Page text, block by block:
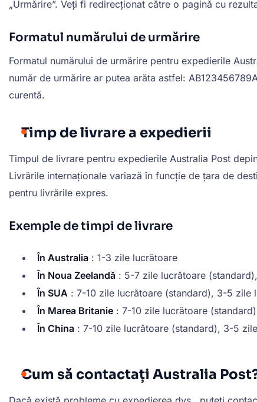
„Urmărire”. Veți fi redirecționat către o pagină cu
Formatul numărului de urmărire
Formatul numărului de urmărire pentru expedierile
număr de urmărire ar putea arăta astfel:
curentă.
Timp de livrare a expedierii
Timpul de livrare pentru expedierile Australia Post
Livrările internaționale variază în funcție de țara de
pentru livrările expres.
Exemple de timpi de livrare
În Australia : 1-3 zile lucrătoare
În Noua Zeelandă : 5-7 zile lucrătoare
În SUA : 7-10 zile lucrătoare (standard), 3-5 zile
În Marea Britanie : 7-10 zile lucrătoare
În China : 7-10 zile lucrătoare (standard), 3-5
Cum să contactați Australia